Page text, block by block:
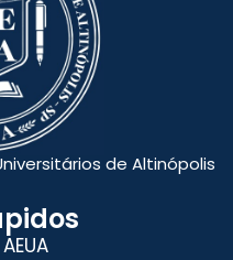
de Altinópolis